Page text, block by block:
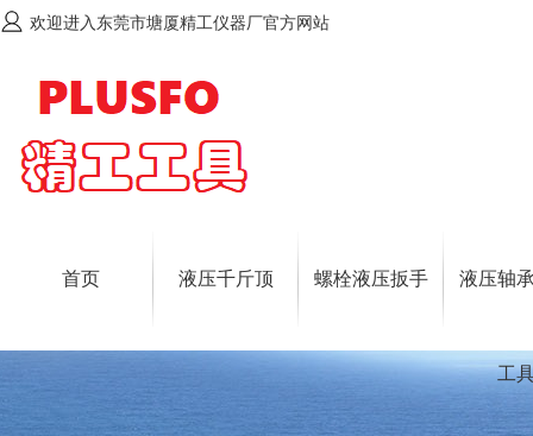
欢迎进入东莞市塘厦精工仪器厂官方网站
首页 液压千斤顶 螺栓液压扳手 液压轴
工